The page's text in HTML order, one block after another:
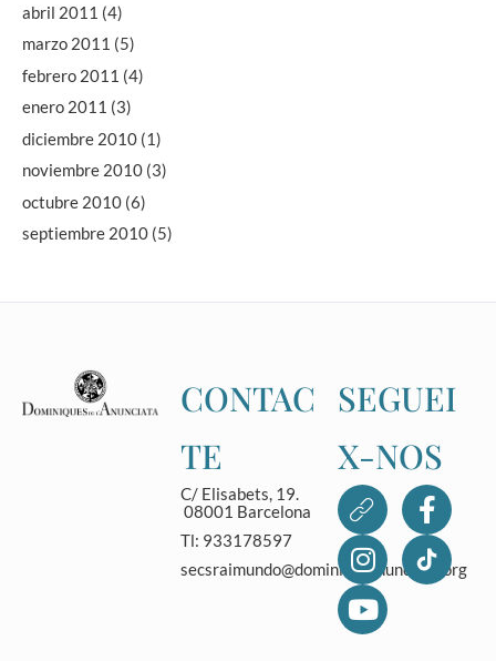
abril 2011 (4)
marzo 2011 (5)
febrero 2011 (4)
enero 2011 (3)
diciembre 2010 (1)
noviembre 2010 (3)
octubre 2010 (6)
septiembre 2010 (5)
CONTAC
TE
C/ Elisabets, 19.
08001 Barcelona
Tl: 933178597
secsraimundo@dominicasanunciata.org
SEGUEI
X-NOS